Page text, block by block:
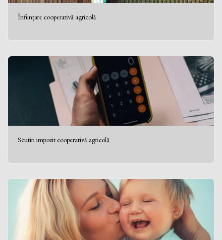
Înființare cooperativă agricolă
Scutiri impozit cooperativă agricolă